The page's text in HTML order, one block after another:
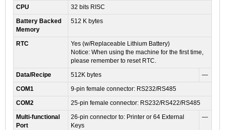
CPU
32 bits RISC
Battery Backed
Memory
512 K bytes
RTC
Yes (w/Replaceable Lithium Battery)
Notice: When using the machine for the first time,
please remember to reset RTC.
Data/Recipe
512K bytes
—
COM1
9-pin female connector: RS232/RS485
COM2
25-pin female connector: RS232/RS422/RS485
Multi-functional
Port
26-pin connector to: Printer or 64 External
Keys
—